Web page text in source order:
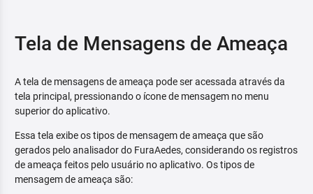
Tela de Mensagens de Ameaça
A tela de mensagens de ameaça pode ser acessada através da
tela principal, pressionando o ícone de mensagem no menu
superior do aplicativo.
Essa tela exibe os tipos de mensagem de ameaça que são
gerados pelo analisador do FuraAedes, considerando os registros
de ameaça feitos pelo usuário no aplicativo. Os tipos de
mensagem de ameaça são: